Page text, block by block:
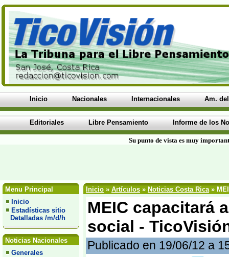
Inicio Nacionales Internacionales Am.
Editoriales Libre Pensamiento Informe de los
Su punto de vista es muy
Menu Principal
Inicio
Estadísticas sitio
Detalladas /m/d/h
Noticias Nacionales
Generales
Inicio » Artículos » Noticias Costa Rica»
MEIC capacitará
social -
Publicado en 19/06/12 a